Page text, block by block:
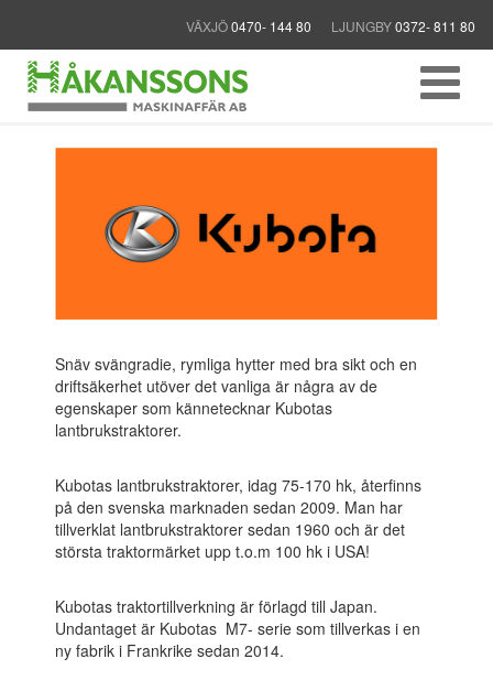
VÄXJÖ0470- 144 80 LJUNGBY0372- 811 80
Snäv svängradie, rymliga hytter med bra sikt och en
driftsäkerhet utöver det vanliga är några av de
egenskaper som kännetecknar Kubotas
lantbrukstraktorer.
Kubotas lantbrukstraktorer, idag 75-170 hk, återfinns
på den svenska marknaden sedan 2009. Man har
tillverklat lantbrukstraktorer sedan 1960 och är det
största traktormärket upp t.o.m 100 hk i USA!
Kubotas traktortillverkning är förlagd till Japan.
Undantaget är Kubotas M7- serie som tillverkas i en
ny fabrik i Frankrike sedan 2014.